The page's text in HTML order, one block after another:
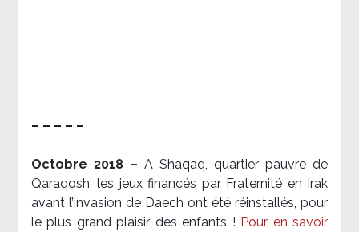
– – – – –
Octobre 2018 – A Shaqaq, quartier pauvre de
Qaraqosh, les jeux financés par Fraternité en Irak​
avant l’invasion de Daech ont été réinstallés, pour
le plus grand plaisir des enfants ! Pour en savoir